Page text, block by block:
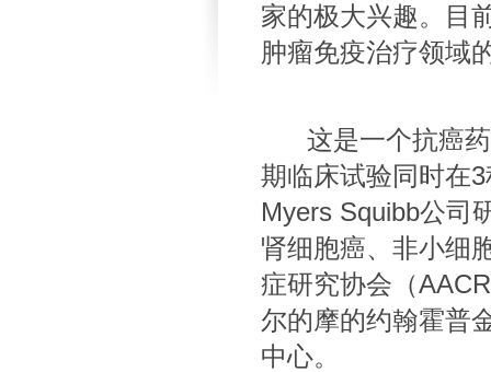
家的极大兴趣。目
肿瘤免疫治疗领域
这是一个抗癌药
期临床试验同时在
Myers Squibb公司
肾细胞癌、非小细
症研究协会（
尔的摩的约翰霍普
中心。